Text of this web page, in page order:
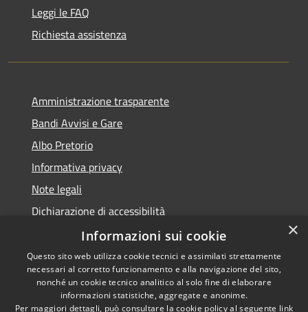
Leggi le FAQ
Richiesta assistenza
Amministrazione trasparente
Bandi Avvisi e Gare
Albo Pretorio
Informativa privacy
Note legali
Dichiarazione di accessibilità
Accessibilità
Copyright © 2026 • Comune di
Forlì • Powered by
×
Informazioni sui cookie
Questo sito web utilizza cookie tecnici e assimilati strettamente
necessari al corretto funzionamento e alla navigazione del sito,
nonché un cookie tecnico analitico al solo fine di elaborare
informazioni statistiche, aggregate e anonime.
Per maggiori dettagli, può consultare la cookie policy al seguente link